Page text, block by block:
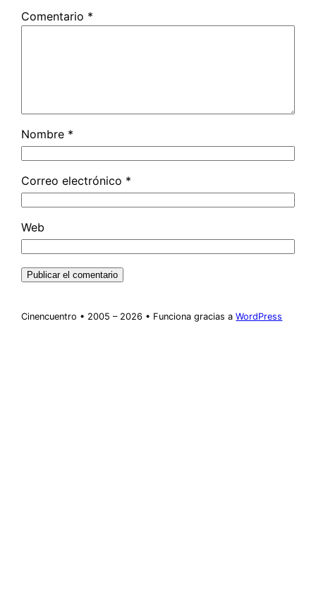
Comentario *
Nombre *
Correo electrónico *
Web
Cinencuentro • 2005 – 2026 • Funciona gracias aWordPress